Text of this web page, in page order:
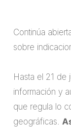
Continúa
sobre
Hasta el 21 de
información y
que regula lo
geográficas.